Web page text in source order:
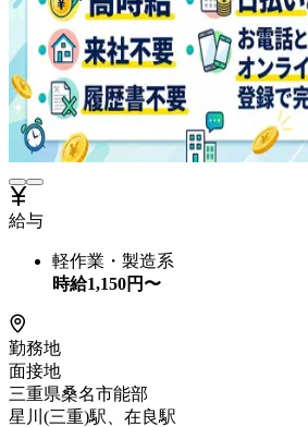
給与
軽作業・製造系
時給1,150円〜
勤務地
面接地
三重県桑名市能部
星川(三重)駅、在良駅